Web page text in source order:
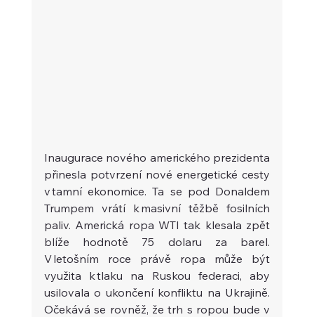
Inaugurace nového amerického prezidenta
přinesla potvrzení nové energetické cesty
v tamní ekonomice. Ta se pod Donaldem
Trumpem vrátí k masivní těžbě fosilních
paliv. Americká ropa WTI tak klesala zpět
blíže hodnotě 75 dolaru za barel.
V letošním roce právě ropa může být
využita k tlaku na Ruskou federaci, aby
usilovala o ukončení konfliktu na Ukrajině.
Očekává se rovněž, že trh s ropou bude v